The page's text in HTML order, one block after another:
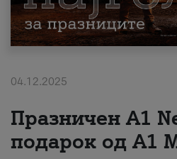
Поддршка
Надополни кредит
За нас
04.12.2025
Празничен A1
подарок од А1